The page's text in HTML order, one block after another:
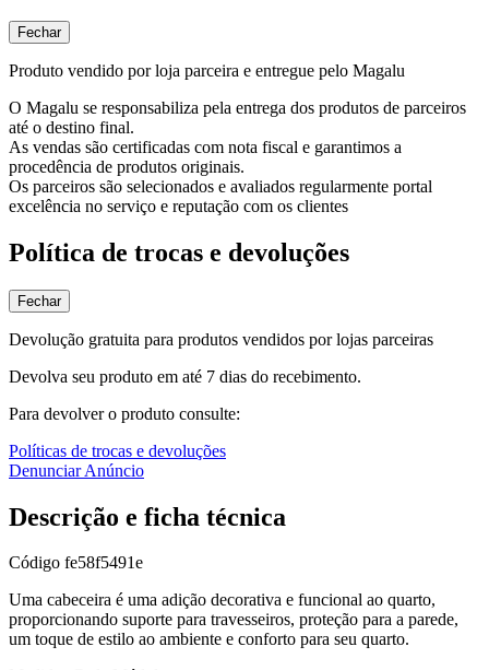
Fechar
Produto vendido por loja parceira e entregue pelo Magalu
O Magalu se responsabiliza pela entrega dos produtos de parceiros
até o destino final.
As vendas são certificadas com nota fiscal e garantimos a
procedência de produtos originais.
Os parceiros são selecionados e avaliados regularmente portal
excelência no serviço e reputação com os clientes
Política de trocas e devoluções
Fechar
Devolução gratuita para produtos vendidos por lojas parceiras
Devolva seu produto em até 7 dias do recebimento.
Para devolver o produto consulte:
Políticas de trocas e devoluções
Denunciar Anúncio
Descrição e ficha técnica
Código fe58f5491e
Uma cabeceira é uma adição decorativa e funcional ao quarto,
proporcionando suporte para travesseiros, proteção para a parede,
um toque de estilo ao ambiente e conforto para seu quarto.